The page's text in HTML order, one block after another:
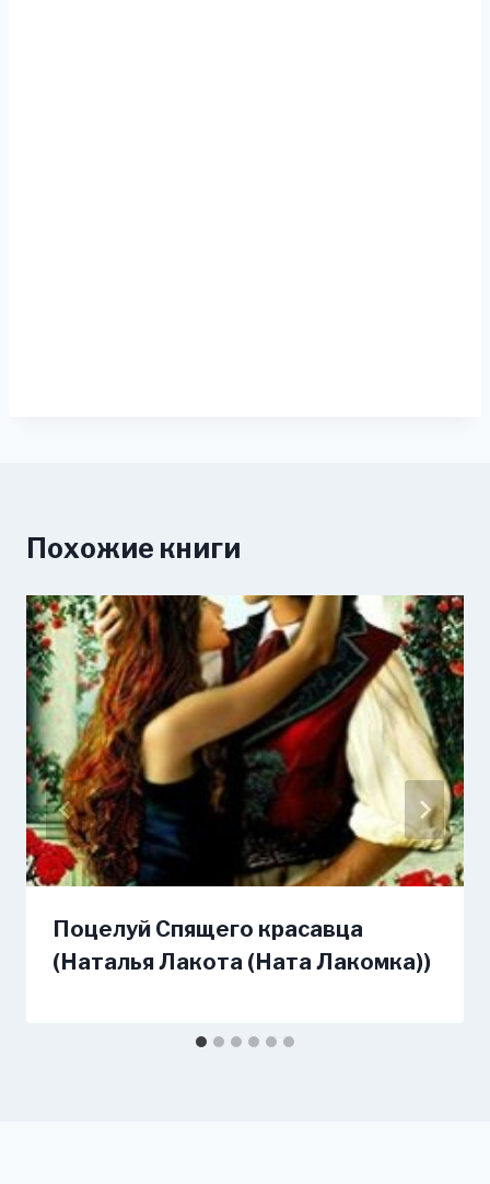
Похожие книги
Поцелуй Спящего красавца
(Наталья Лакота (Ната Лакомка))